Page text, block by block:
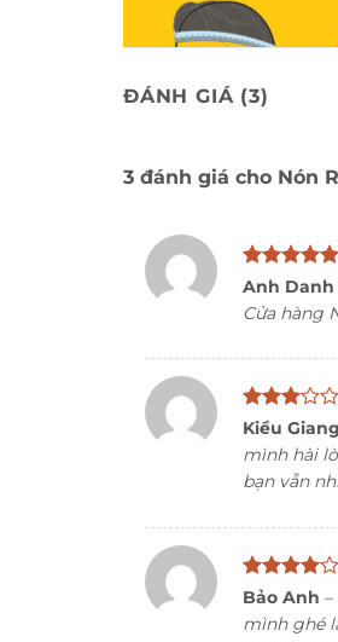
ĐÁNH GIÁ (3)
3 đánh giá cho Nón
Được xếp
hạng 5
sao
Anh
Cửa hàng
Được
xếp
hạng 3
5 sao
Kiều
mình hài
bạn vẫn
Được
xếp hạng
45 sao
Bảo Anh–
mình ghé